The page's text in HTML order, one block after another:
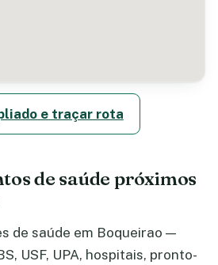
e traçar rota
de saúde próximos
de saúde em Boqueirao —
USF, UPA, hospitais, pronto-